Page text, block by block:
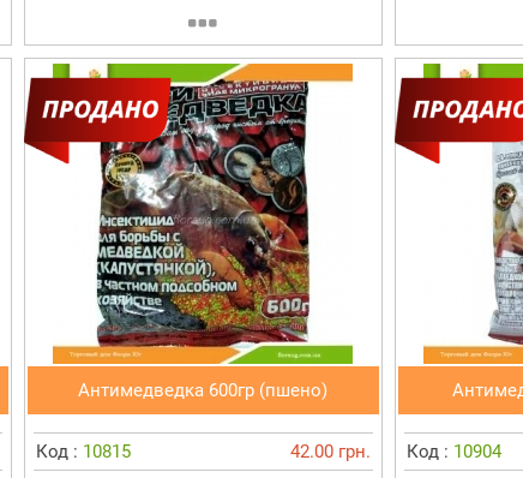
Антимедведка 600гр (пшено)
Код : 10815 42.00 грн. Код : 10904